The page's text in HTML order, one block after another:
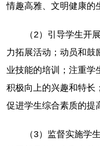
情趣高雅、文明健康的
（2）引导学生开
力拓展活动；动员和鼓
业技能的培训；注重学
积极向上的兴趣和特长
促进学生综合素质的提
（3）监督实施学